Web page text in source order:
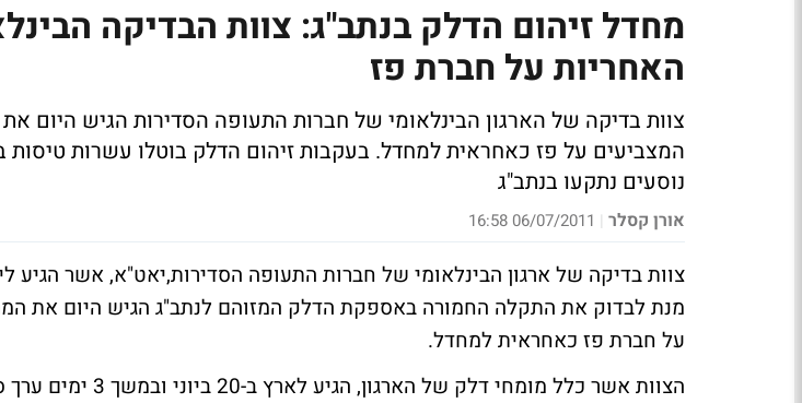
מחדל זיהום הדלק בנתב"ג: צוות הבדיקה
האחריות על חברת פז
צוות בדיקה של הארגון הבינלאומי של חברות התעופה הסדירות הגיש היום
נוסעים נתקעו בנתב"ג
אורן קסלר |
06/07/2011 16:58
צוות בדיקה של ארגון הבינלאומי של חברות התעופה הסדירות,יאט"א, אשר הגיע
מנת לבדוק את התקלה החמורה באספקת הדלק המזוהם לנתב"ג הגיש היום את
על חברת פז כאחראית למחדל.
הצוות אשר כלל מומחי דלק של